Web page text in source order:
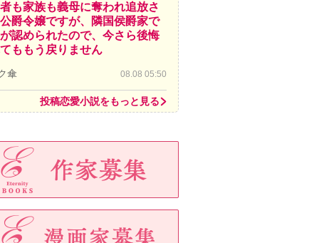
も家族も義母に奪われ追放さ
爵令嬢ですが、隣国侯爵家で
認められたので、今さら後悔
ももう戻りません
傘 08.08 05:50
投稿恋愛小説をもっと見る